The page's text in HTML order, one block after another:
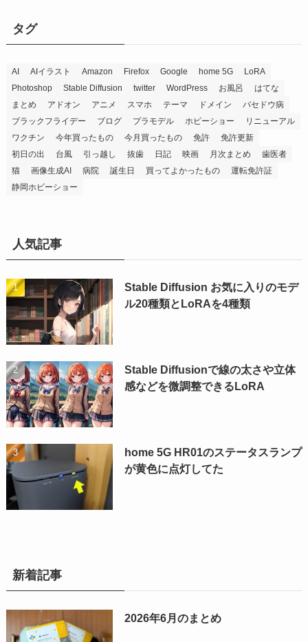
タグ
AI AIイラスト Amazon Firefox Google home 5G
LoRA
Photoshop
Stable Diffusion twitter WordPress お風呂
はてな
まとめ
アドオン アニメ スマホ テーマ ドメイン
バセドウ病
ブラックフライデー
ブログ プラモデル ホビーショー
リニューアル
ワクチン
今年買ったもの 今月買ったもの 免許
免許更新
初日の出
台風 引っ越し 抜歯 日記 映画 月次まとめ
歯医者
猫
画像生成AI 病院 誕生日 買ってよかったもの
運転免許証
静岡ホビーショー
人気記事
Stable Diffusion お気に入りのモデ
ル20種類とLoRAを4種類
Stable Diffusionで線の太さや立体
感などを微調整できるLoRA
home 5G HR01のステータスランプ
が黄色に点灯してた
新着記事
2026年6月のまとめ